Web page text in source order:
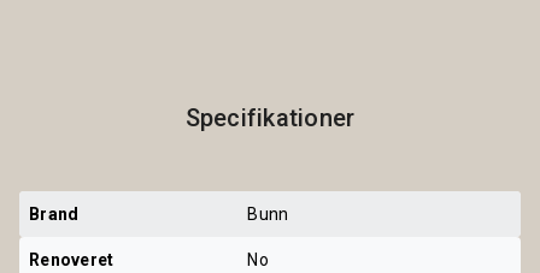
Specifikationer
Brand Bunn
Renoveret No